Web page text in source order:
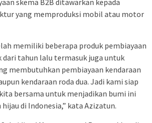
yang memproduksi mobil atau motor
memiliki beberapa produk pembiayaan
tahun lalu termasuk juga untuk
membutuhkan pembiayaan kendaraan
kendaraan roda dua. Jadi kami siap
bersama untuk menjadikan bumi ini
di Indonesia,” kata Azizatun.